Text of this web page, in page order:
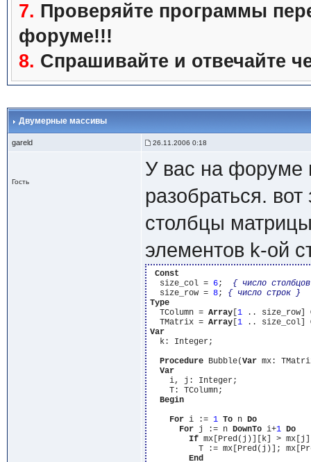
7. Проверяйте программы
форуме!!!
8. Спрашивайте и отвечайте
Двумерные массивы
gareld 26.11.2006 0:18
Гость
У вас на форуме
разобраться.
столбцы
элементов k-ой
Const
  size_col =
6; { число
  size_row =
8; { число строк }
Type
  TColumn =
Array[ 1 .. size_row]
  TMatrix =
Array[ 1 .. size_col]
Var
  k: Integer;
Procedure Bubble(Var mx:
Var
    i, j: Integer;
    T: TColumn;
Begin
For i := 1 To n Do
For j := n DownTo i+1 Do
If mx[Pred(j)][k] >
T := mx[Pred(j)];
End